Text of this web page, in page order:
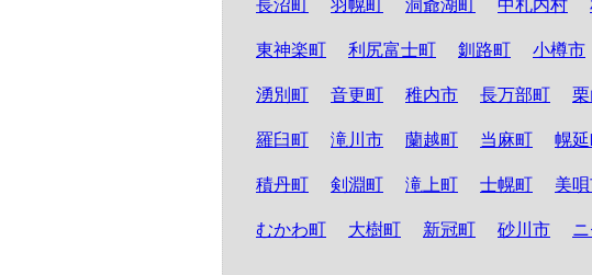
長沼町 羽幌町 洞爺湖町 中札内村
東神楽町 利尻富士町 釧路町 小樽市
湧別町 音更町 稚内市 長万部町
羅臼町 滝川市 蘭越町 当麻町 幌
積丹町 剣淵町 滝上町 士幌町 美
むかわ町 大樹町 新冠町 砂川市